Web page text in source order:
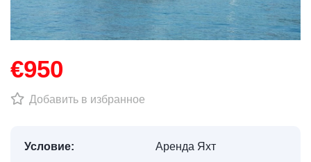
€950
Добавить в избранное
Условие:
Аренда Яхт